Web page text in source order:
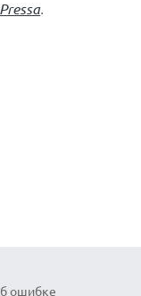
.
ошибке